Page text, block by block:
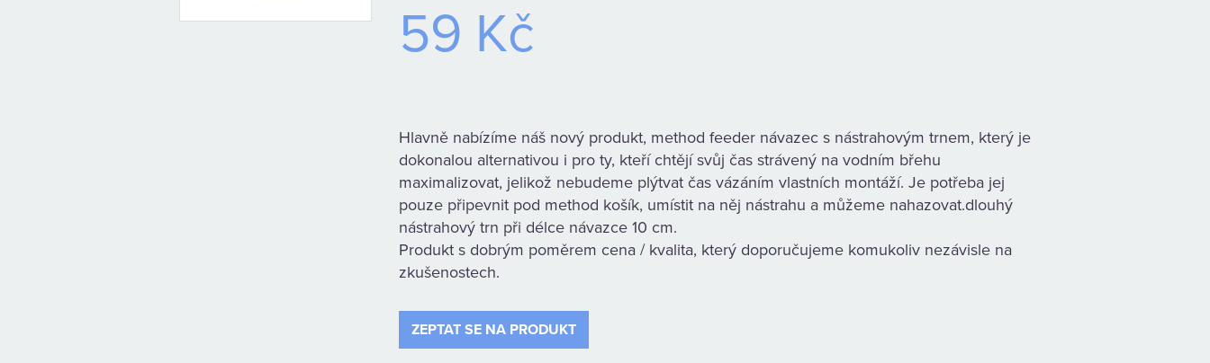
59 Kč
Hlavně nabízíme náš nový produkt, method feeder návazec s nástrahovým trnem, který je
dokonalou alternativou i pro ty, kteří chtějí svůj čas strávený na vodním břehu
maximalizovat, jelikož nebudeme plýtvat čas vázáním vlastních montáží. Je potřeba jej
pouze připevnit pod method košík, umístit na něj nástrahu a můžeme nahazovat.dlouhý
nástrahový trn při délce návazce 10 cm.
Produkt s dobrým poměrem cena / kvalita, který doporučujeme komukoliv nezávisle na
zkušenostech.
ZEPTAT SE NA PRODUKT